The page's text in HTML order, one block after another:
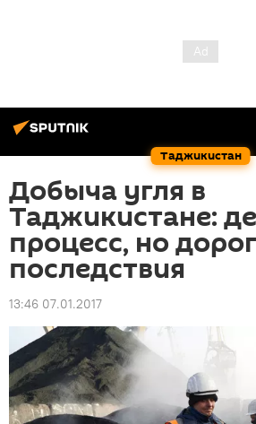
Таджикистан
Добыча угля в
Таджикистане:
процесс, но
последствия
13:46 07.01.2017